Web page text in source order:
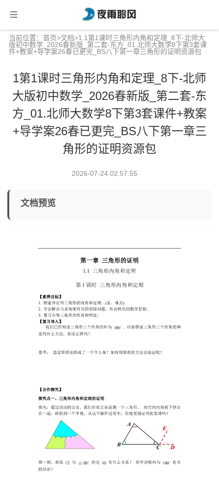
当前位置： 首页>文档>1.1第1课时三角形内角和定理_8下-北师大
版初中数学_2026春新版_第二套-东方_01.北师大数学8下第3套课
件+教案+导学案26春已更完_BS八下第一章三角形的证明资源包
1第1课时三角形内角和定理_8下-北师
大版初中数学_2026春新版_第二套-东
方_01.北师大数学8下第3套课件+教案
+导学案26春已更完_BS八下第一章三
角形的证明资源包
2026-07-24 02:57:55
文档预览